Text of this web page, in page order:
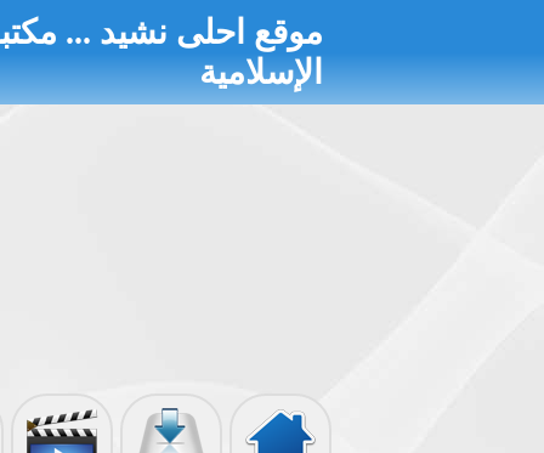
موقع احلى نشيد ...
الإسلامية